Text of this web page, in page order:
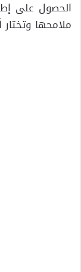
الحصول على
ملامحها